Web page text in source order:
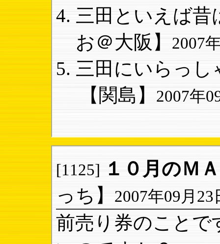
三田といえば昔
お＠大阪】
2007
三田にいらっし
【関島】
2007年
[1125] １０月のＭ
っち】
2007年09月23
前売り券のことで